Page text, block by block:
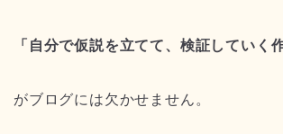
「自分で仮説を立てて、検証していく作
がブログには欠かせません。